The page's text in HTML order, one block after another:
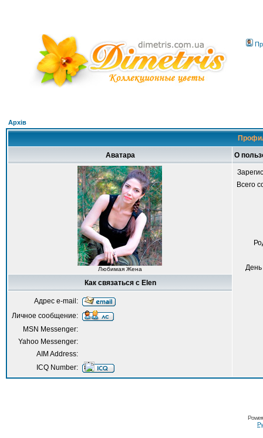
Архів
Аватара О
Любимая Жена
Всего
Как связаться с Elen
Адрес e-mail:
Личное сообщение:
MSN Messenger:
Yahoo Messenger:
AIM Address:
ICQ Number: